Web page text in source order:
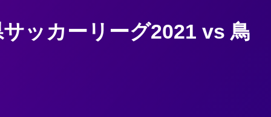
ッカーリーグ2021 vs 鳥